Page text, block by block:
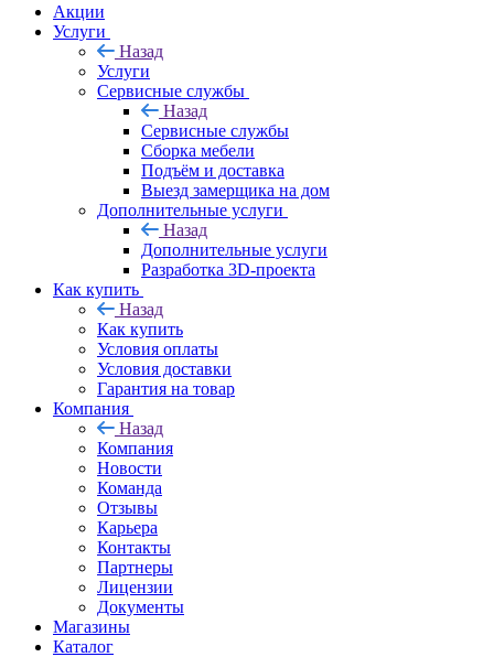
Акции
Услуги
Назад
Услуги
Сервисные службы
Назад
Сервисные службы
Сборка мебели
Подъём и доставка
Выезд замерщика на дом
Дополнительные услуги
Назад
Дополнительные услуги
Разработка 3D-проекта
Как купить
Назад
Как купить
Условия оплаты
Условия доставки
Гарантия на товар
Компания
Назад
Компания
Новости
Команда
Отзывы
Карьера
Контакты
Партнеры
Лицензии
Документы
Магазины
Каталог